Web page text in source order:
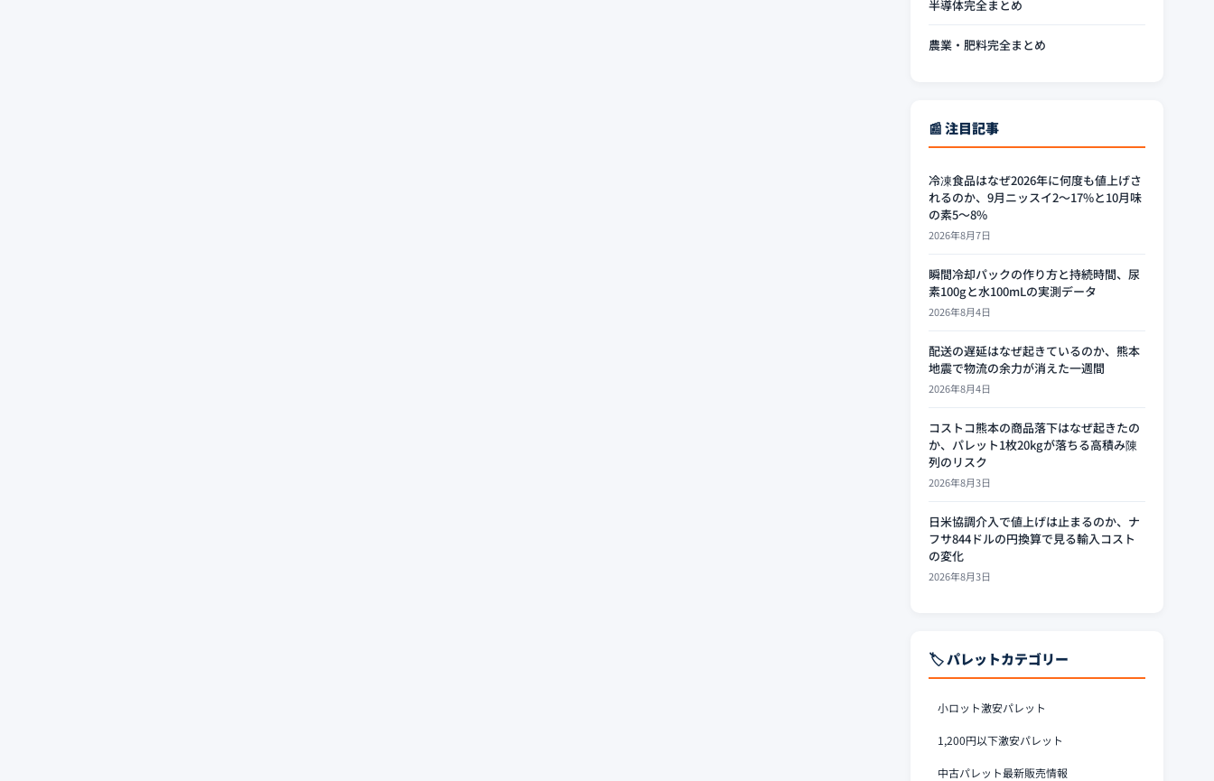
半導体完全まとめ
農業・肥料完全まとめ
📰 注目記事
冷凍食品はなぜ2026年に何度も値上げさ
れるのか、9月ニッスイ2〜17%と10月味
の素5〜8%
2026年8月7日
瞬間冷却パックの作り方と持続時間、尿
素100gと水100mLの実測データ
2026年8月4日
配送の遅延はなぜ起きているのか、熊本
地震で物流の余力が消えた一週間
2026年8月4日
コストコ熊本の商品落下はなぜ起きたの
か、パレット1枚20kgが落ちる高積み陳
列のリスク
2026年8月3日
日米協調介入で値上げは止まるのか、ナ
フサ844ドルの円換算で見る輸入コスト
の変化
2026年8月3日
🏷️ パレットカテゴリー
小ロット激安パレット
1,200円以下激安パレット
中古パレット最新販売情報